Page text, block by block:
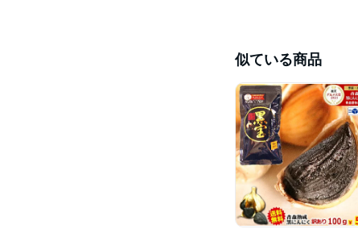
似ている商品